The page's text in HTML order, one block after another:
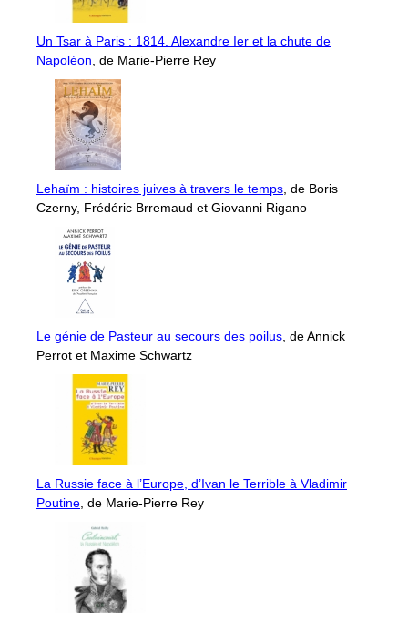
Un Tsar à Paris : 1814. Alexandre Ier et la chute de
Napoléon, de Marie-Pierre Rey
Lehaïm : histoires juives à travers le temps, de Boris
Czerny, Frédéric Brremaud et Giovanni Rigano
Le génie de Pasteur au secours des poilus, de Annick
Perrot et Maxime Schwartz
La Russie face à l’Europe, d’Ivan le Terrible à Vladimir
Poutine, de Marie-Pierre Rey